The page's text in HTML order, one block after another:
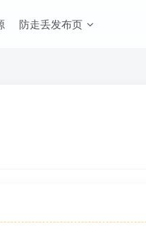
防走丢发布页